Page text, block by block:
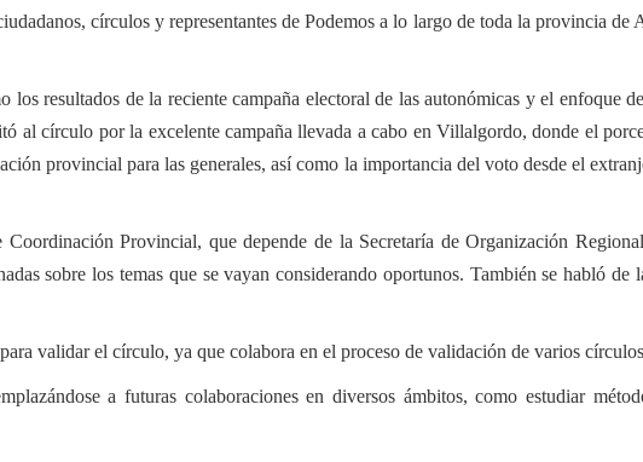
círculos y representantes de Podemos a lo largo de toda la provincia
los resultados de la reciente campaña electoral de las autonómicas y el enfoque
al círculo por la excelente campaña llevada a cabo en Villalgordo, donde el
provincial para las generales, así como la importancia del voto desde el
Provincial, que depende de la Secretaría de Organización
sobre los temas que se vayan considerando oportunos. También se habló
validar el círculo, ya que colabora en el proceso de validación de varios
a futuras colaboraciones en diversos ámbitos, como estudiar